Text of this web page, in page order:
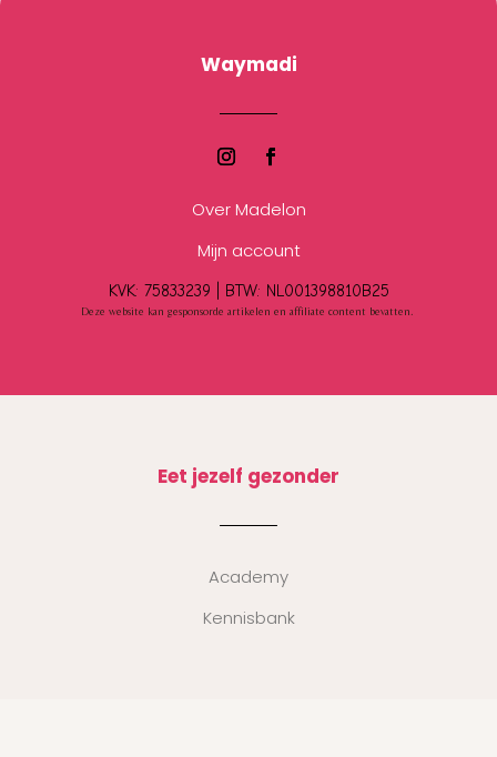
Waymadi
Over Madelon
Mijn account
KVK: 75833239 | BTW: NL001398810B25
Deze website kan gesponsorde artikelen en affiliate content bevatten.
Eet jezelf gezonder
Academy
Kennisbank